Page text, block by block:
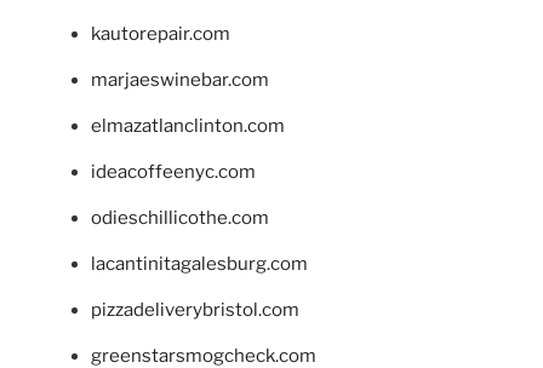
kautorepair.com
marjaeswinebar.com
elmazatlanclinton.com
ideacoffeenyc.com
odieschillicothe.com
lacantinitagalesburg.com
pizzadeliverybristol.com
greenstarsmogcheck.com